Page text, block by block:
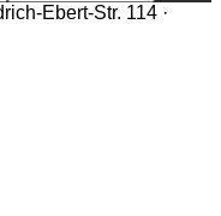
Ebert-Str. 114 ·